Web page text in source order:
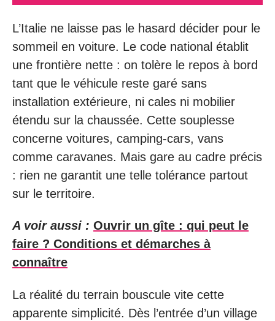
L’Italie ne laisse pas le hasard décider pour le
sommeil en voiture. Le code national établit
une frontière nette : on tolère le repos à bord
tant que le véhicule reste garé sans
installation extérieure, ni cales ni mobilier
étendu sur la chaussée. Cette souplesse
concerne voitures, camping-cars, vans
comme caravanes. Mais gare au cadre précis
: rien ne garantit une telle tolérance partout
sur le territoire.
A voir aussi : Ouvrir un gîte : qui peut le
faire ? Conditions et démarches à
connaître
La réalité du terrain bouscule vite cette
apparente simplicité. Dès l’entrée d’un village